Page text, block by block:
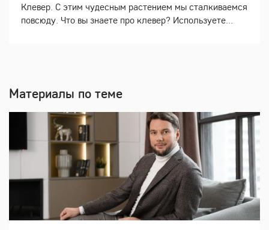
Клевер. С этим чудесным растением мы сталкиваемся
повсюду. Что вы знаете про клевер? Используете...
Материалы по теме